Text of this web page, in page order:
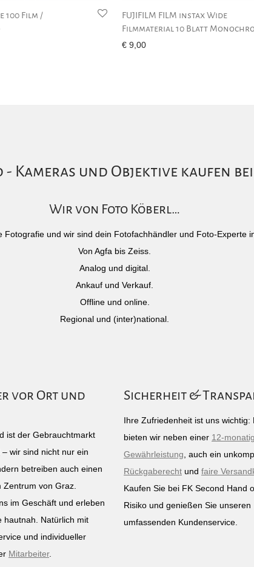
100 Film /
FUJIFILM FILM instax Wide
Filmmaterial 10 Blatt
€ 9,00
- Kameras und Objektive kaufen
Wir von Foto Köberl…
Fotografie und wir sind dein Fotofachhändler und Foto-Experte
Von Agfa bis Zeiss.
Analog und digital.
Ankauf und Verkauf.
Offline und online.
Regional und (inter)national.
vor Ort und
ist der Gebrauchtmarkt
– wir sind nicht nur ein
betreiben auch einen
von Graz.
im Geschäft und erleben
hautnah. Natürlich mit
und individueller
Mitarbeiter.
Sicherheit &
Ihre Zufriedenheit ist uns wichtig:
bieten wir neben einer 12-
Gewährleistung , auch ein
Rückgaberecht und faire
Kaufen Sie bei FK Second Hand
Risiko und genießen Sie unseren
umfassenden Kundenservice.